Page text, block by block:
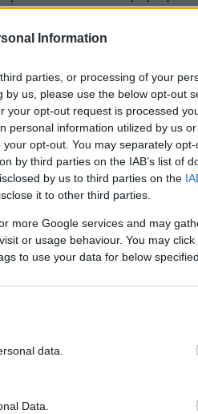
Information
parties, or processing of your
us, please use the below opt-out
your opt-out request is processed
personal information utilized by us
opt-out. You may separately
by third parties on the IAB’s list of
by us to third parties on the
it to other third parties.
more Google services and may
or usage behaviour. You may
to use your data for below
data.
Data.
σχεδόν 500 άνθρωποι
τα μέσα το 2022,
σε σχέση με τους 22 το
μέσα σε ιδιωτικό
δεν πήρε από τον